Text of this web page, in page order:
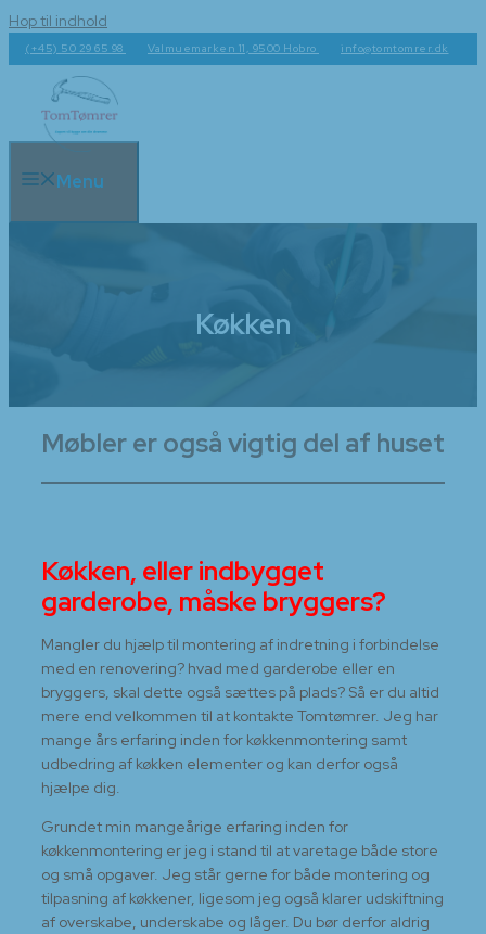
Hop til indhold
(+45) 50 29 65 98 Valmuemarken 11, 9500 Hobro info@tomtomrer.dk
Menu
Køkken
Møbler er også vigtig del af huset
Køkken, eller indbygget
garderobe, måske bryggers?
Mangler du hjælp til montering af indretning i forbindelse
med en renovering? hvad med garderobe eller en
bryggers, skal dette også sættes på plads? Så er du altid
mere end velkommen til at kontakte Tomtømrer. Jeg har
mange års erfaring inden for køkkenmontering samt
udbedring af køkken elementer og kan derfor også
hjælpe dig.
​Grundet min mangeårige erfaring inden for
køkkenmontering er jeg i stand til at varetage både store
og små opgaver. Jeg står gerne for både montering og
tilpasning af køkkener, ligesom jeg også klarer udskiftning
af overskabe, underskabe og låger. Du bør derfor aldrig